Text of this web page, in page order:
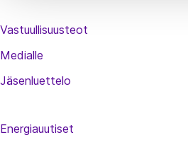
Vastuullisuusteot
Medialle
Jäsenluettelo
Energiauutiset